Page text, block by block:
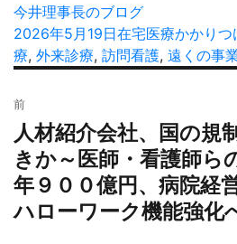
投
稿
者
今井理事長のブログ
投
稿
2026年5月19日カ
テ
ー
在宅医療タ
グ
かかりつ
療, 外来診療, 訪問看護, 遠くの事
稿
ナ
ビ
ゲ
ー
前
過
去
の
投
稿:
人材紹介会社、国の規
きか～医師・看護師ら
年９００億円、病院経
ハローワーク機能強化